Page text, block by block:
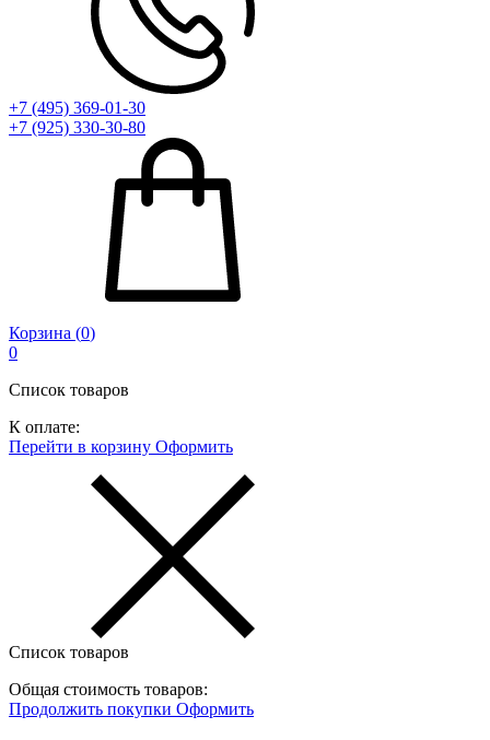
+7 (495) 369-01-30
+7 (925) 330-30-80
Корзина (0)
0
Список товаров
К оплате:
Перейти в корзину Оформить
Список товаров
Общая стоимость товаров:
Продолжить покупки Оформить